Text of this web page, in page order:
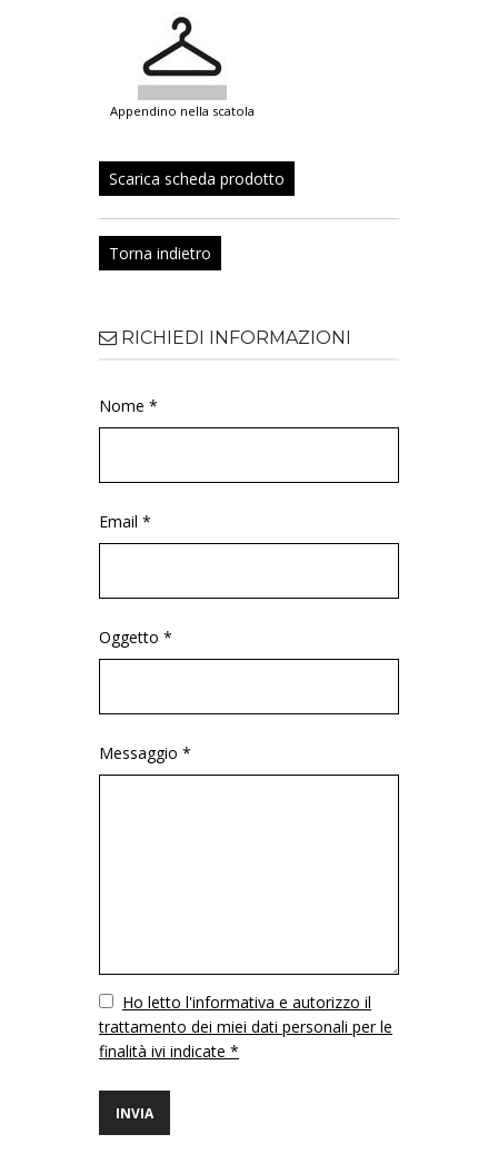
appendino nella scatola
Scarica scheda prodotto
Torna indietro
RICHIEDI INFORMAZIONI
Nome *
Email *
Oggetto *
Messaggio *
VuotoHo letto l'informativa e autorizzo il
trattamento dei miei dati personali per le
finalità ivi indicate *